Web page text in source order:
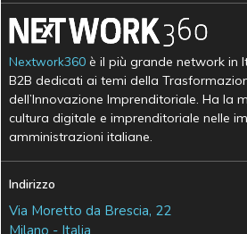
Nextwork360 è il più grande network in
B2B dedicati ai temi della
dell’Innovazione Imprenditoriale. Ha la
cultura digitale e imprenditoriale nelle
amministrazioni italiane.
Indirizzo
Via Moretto da Brescia, 22